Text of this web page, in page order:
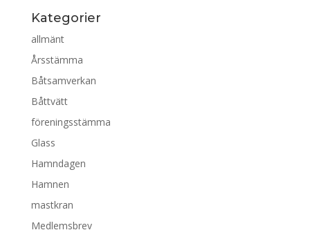
Kategorier
allmänt
Årsstämma
Båtsamverkan
Båttvätt
föreningsstämma
Glass
Hamndagen
Hamnen
mastkran
Medlemsbrev